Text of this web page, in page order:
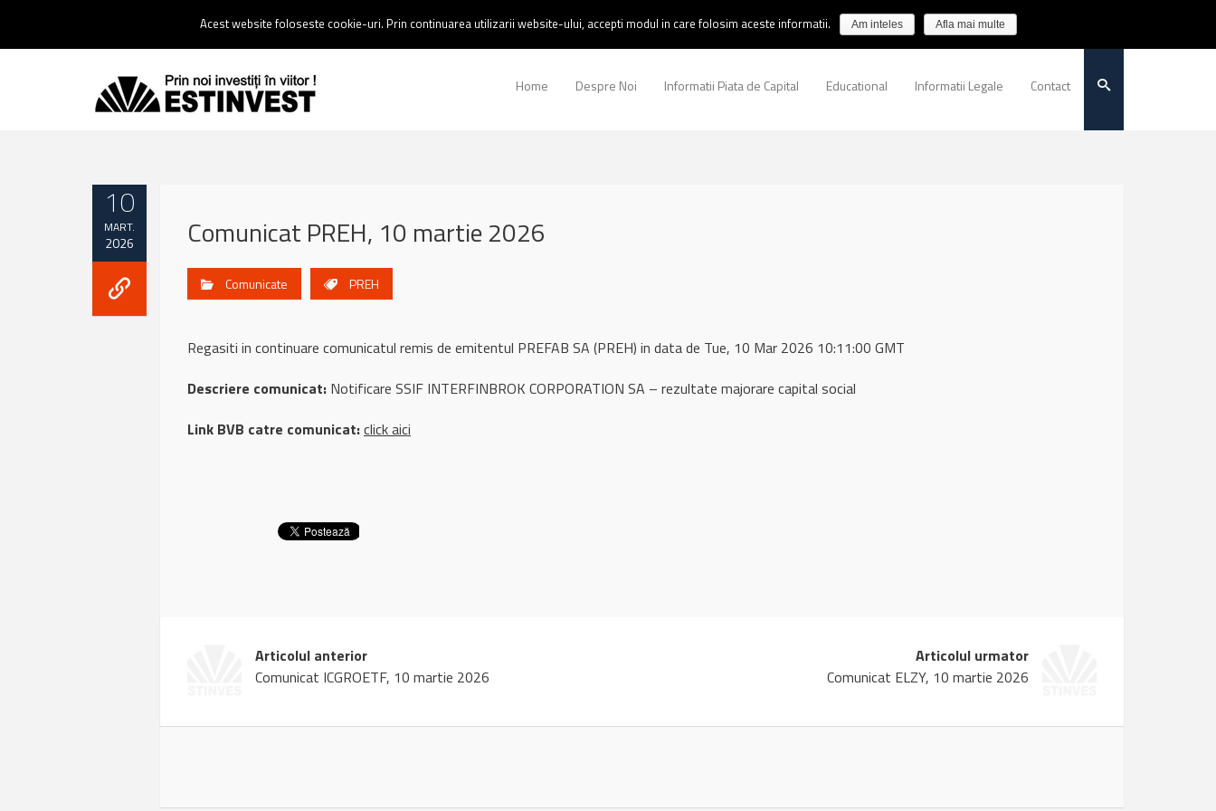
0237 238 900 |Email :contact@estinvest.ro
Home Despre Noi Informatii Piata de Capital Educational Informatii Legale Contact
10
MART.
2026 Comunicat PREH, 10 martie 2026
Comunicate PREH
Regasiti in continuare comunicatul remis de emitentul PREFAB SA (PREH) in data de Tue, 10 Mar 2026 10:11:00 GMT
Descriere comunicat: Notificare SSIF INTERFINBROK CORPORATION SA – rezultate majorare capital social
Link BVB catre comunicat:click aici
Articolul anterior
Comunicat ICGROETF, 10 martie 2026
Articolul urmator
Comunicat ELZY, 10 martie 2026
Acest website foloseste cookie-uri. Prin continuarea utilizarii website-ului, accepti modul in care folosim aceste informatii. Am inteles Afla mai multe